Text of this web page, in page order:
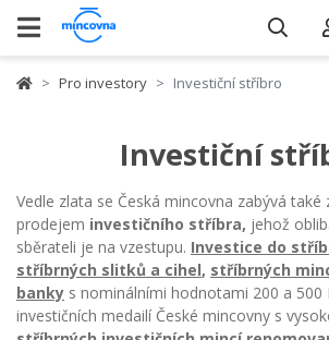
Pro investory Investiční stříbro
Investiční
Vedle zlata se Česká mincovna zabývá také
prodejem investičního stříbra, jehož
sběrateli je na vzestupu. Investice do
stříbrných slitků a cihel, stříbrných
banky s nominálními hodnotami 200 a 500
investičních medailí České mincovny s